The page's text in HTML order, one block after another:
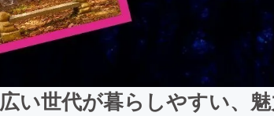
広い世代が暮らしやすい、